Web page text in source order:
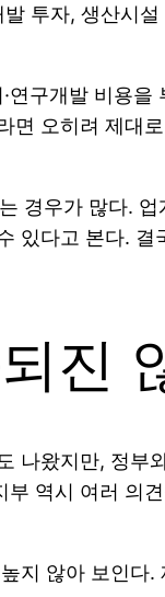
투자, 생산시
구개발 비용
오히려 제대
경우가 많다.
있다고 본다.
진
나왔지만, 정부
역시 여러 의
지 않아 보인다